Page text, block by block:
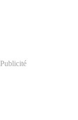
Publicité